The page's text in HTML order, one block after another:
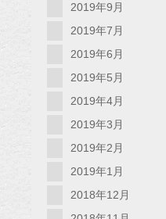
2019年9月
2019年7月
2019年6月
2019年5月
2019年4月
2019年3月
2019年2月
2019年1月
2018年12月